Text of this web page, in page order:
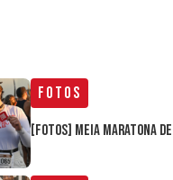
Fotos
[FOTOS] Meia Maratona